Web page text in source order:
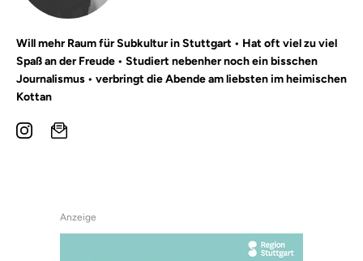
Will mehr Raum für Subkultur in Stuttgart • Hat oft viel zu viel
Spaß an der Freude • Studiert nebenher noch ein bisschen
Journalismus • verbringt die Abende am liebsten im heimischen
Kottan
Anzeige